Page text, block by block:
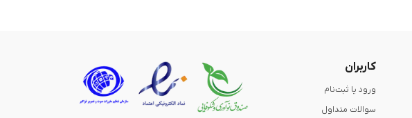
کاربران
ورود یا ثبت‌نام
سوالات متداول